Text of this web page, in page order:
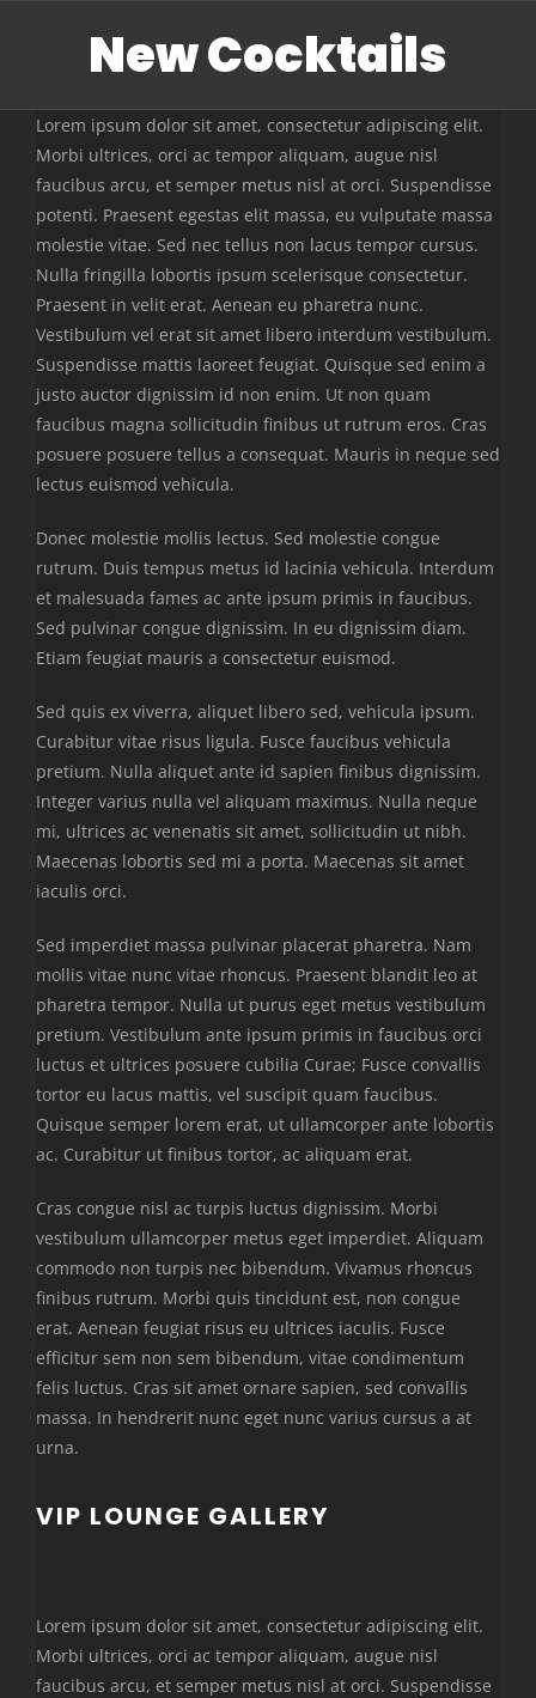
New Cocktails
Lorem ipsum dolor sit amet, consectetur adipiscing elit.
Morbi ultrices, orci ac tempor aliquam, augue nisl
faucibus arcu, et semper metus nisl at orci. Suspendisse
potenti. Praesent egestas elit massa, eu vulputate massa
molestie vitae. Sed nec tellus non lacus tempor cursus.
Nulla fringilla lobortis ipsum scelerisque consectetur.
Praesent in velit erat. Aenean eu pharetra nunc.
Vestibulum vel erat sit amet libero interdum vestibulum.
Suspendisse mattis laoreet feugiat. Quisque sed enim a
justo auctor dignissim id non enim. Ut non quam
faucibus magna sollicitudin finibus ut rutrum eros. Cras
posuere posuere tellus a consequat. Mauris in neque sed
lectus euismod vehicula.
Donec molestie mollis lectus. Sed molestie congue
rutrum. Duis tempus metus id lacinia vehicula. Interdum
et malesuada fames ac ante ipsum primis in faucibus.
Sed pulvinar congue dignissim. In eu dignissim diam.
Etiam feugiat mauris a consectetur euismod.
Sed quis ex viverra, aliquet libero sed, vehicula ipsum.
Curabitur vitae risus ligula. Fusce faucibus vehicula
pretium. Nulla aliquet ante id sapien finibus dignissim.
Integer varius nulla vel aliquam maximus. Nulla neque
mi, ultrices ac venenatis sit amet, sollicitudin ut nibh.
Maecenas lobortis sed mi a porta. Maecenas sit amet
iaculis orci.
Sed imperdiet massa pulvinar placerat pharetra. Nam
mollis vitae nunc vitae rhoncus. Praesent blandit leo at
pharetra tempor. Nulla ut purus eget metus vestibulum
pretium. Vestibulum ante ipsum primis in faucibus orci
luctus et ultrices posuere cubilia Curae; Fusce convallis
tortor eu lacus mattis, vel suscipit quam faucibus.
Quisque semper lorem erat, ut ullamcorper ante lobortis
ac. Curabitur ut finibus tortor, ac aliquam erat.
Cras congue nisl ac turpis luctus dignissim. Morbi
vestibulum ullamcorper metus eget imperdiet. Aliquam
commodo non turpis nec bibendum. Vivamus rhoncus
finibus rutrum. Morbi quis tincidunt est, non congue
erat. Aenean feugiat risus eu ultrices iaculis. Fusce
efficitur sem non sem bibendum, vitae condimentum
felis luctus. Cras sit amet ornare sapien, sed convallis
massa. In hendrerit nunc eget nunc varius cursus a at
urna.
VIP LOUNGE GALLERY
Lorem ipsum dolor sit amet, consectetur adipiscing elit.
Morbi ultrices, orci ac tempor aliquam, augue nisl
faucibus arcu, et semper metus nisl at orci. Suspendisse